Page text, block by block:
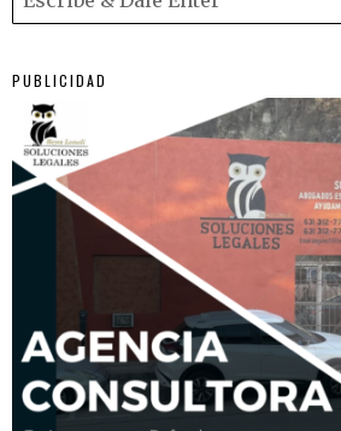
PUBLICIDAD